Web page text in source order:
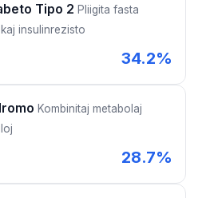
Tipo 2 Pliigita fasta
insulinrezisto
34.2%
Kombinitaj metabolaj
28.7%